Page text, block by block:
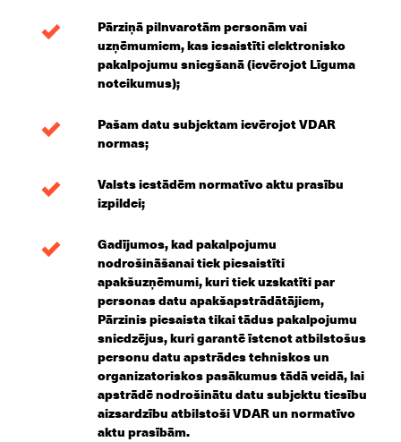
Pārziņā pilnvarotām personām vai
uzņēmumiem, kas iesaistīti elektronisko
pakalpojumu sniegšanā (ievērojot Līguma
noteikumus);
Pašam datu subjektam ievērojot VDAR
normas;
Valsts iestādēm normatīvo aktu prasību
izpildei;
Gadījumos, kad pakalpojumu
nodrošināšanai tiek piesaistīti
apakšuzņēmumi, kuri tiek uzskatīti par
personas datu apakšapstrādātājiem,
Pārzinis piesaista tikai tādus pakalpojumu
sniedzējus, kuri garantē īstenot atbilstošus
personu datu apstrādes tehniskos un
organizatoriskos pasākumus tādā veidā, lai
apstrādē nodrošinātu datu subjektu tiesību
aizsardzību atbilstoši VDAR un normatīvo
aktu prasībām.